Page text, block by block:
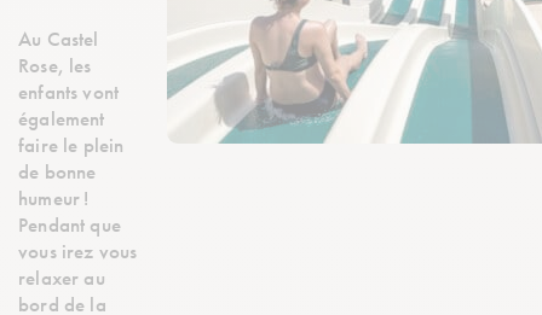
Au Castel
Rose, les
enfants vont
également
faire le plein
de bonne
humeur !
Pendant que
vous irez vous
relaxer au
bord de la